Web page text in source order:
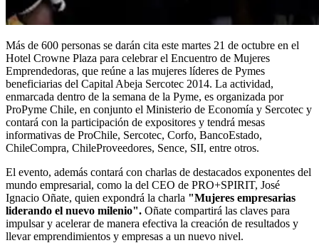
Más de 600 personas se darán cita este martes 21 de octubre en el
Hotel Crowne Plaza para celebrar el Encuentro de Mujeres
Emprendedoras, que reúne a las mujeres líderes de Pymes
beneficiarias del Capital Abeja Sercotec 2014. La actividad,
enmarcada dentro de la semana de la Pyme, es organizada por
ProPyme Chile, en conjunto el Ministerio de Economía y Sercotec y
contará con la participación de expositores y tendrá mesas
informativas de ProChile, Sercotec, Corfo, BancoEstado,
ChileCompra, ChileProveedores, Sence, SII, entre otros.
El evento, además contará con charlas de destacados exponentes del
mundo empresarial, como la del CEO de PRO+SPIRIT, José
Ignacio Oñate, quien expondrá la charla "Mujeres empresarias
liderando el nuevo milenio". Oñate compartirá las claves para
impulsar y acelerar de manera efectiva la creación de resultados y
llevar emprendimientos y empresas a un nuevo nivel.